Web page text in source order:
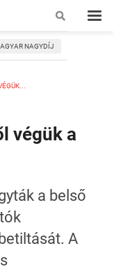
NAGYDÍJ
végük a
a belső
A